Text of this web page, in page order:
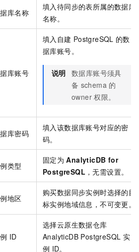
库名称
填入待同步的表所属的数据库
名称。
库账号
填入自建 PostgreSQL 的数
据库账号。
说明 数据库账号须具
备 schema 的
owner 权限。
库密码
填入该数据库账号对应的密
码。
类型
固定为 AnalyticDB for
PostgreSQL ，无需设置。
地区
购买数据同步实例时选择的目
标实例地域信息，不可变更。
ID
选择云原生数据仓库
AnalyticDB PostgreSQL 实
例 ID。